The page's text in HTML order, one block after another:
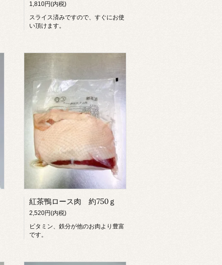
1,810円(内税)
スライス済みですので、すぐにお使
い頂けます。
紅茶鴨ロース肉 約750ｇ
2,520円(内税)
ビタミン、鉄分が他のお肉より豊富
です。